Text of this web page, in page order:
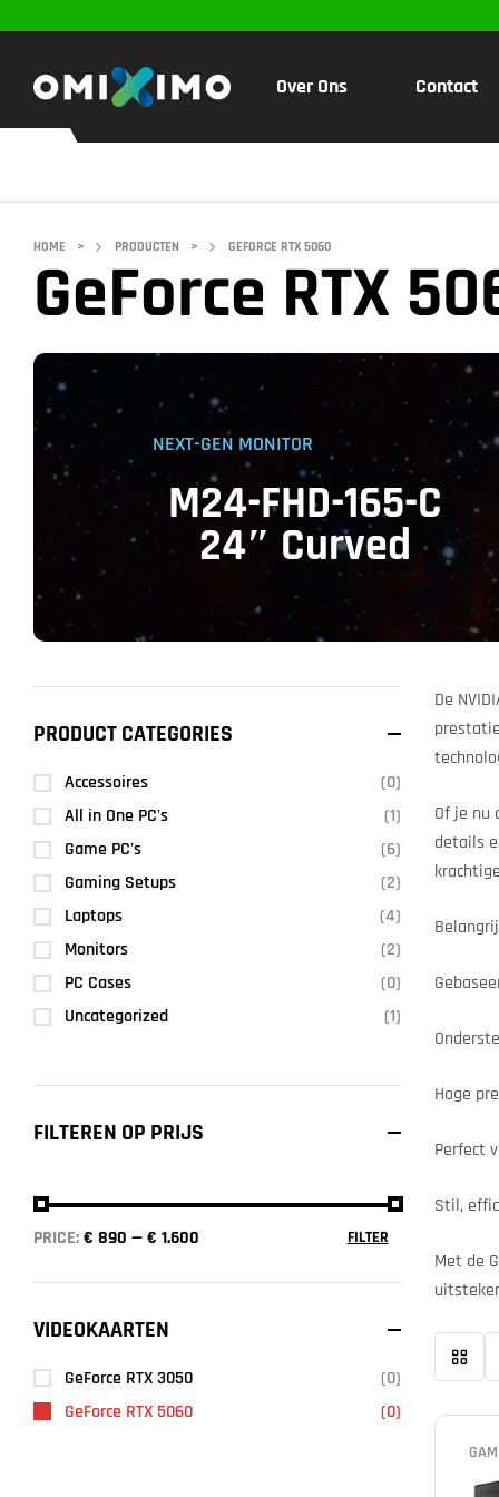
Over Ons Contact
HOME > PRODUCTEN > GEFORCE RTX 5060
GeForce RTX
NEXT-GEN MONITOR
M24-FHD-165-C
24″ Curved
De
Of je nu
details
Hoge
Perfect
Stil,
Met de
PRODUCT CATEGORIES
Accessoires
(0)
All in One PC's
(1)
Game PC's
(6)
Gaming Setups
(2)
Laptops
(4)
Monitors
(2)
PC Cases
(0)
Uncategorized
(1)
FILTEREN OP PRIJS
FILTER
PRICE:€ 890 —€ 1.600
VIDEOKAARTEN
GeForce RTX 3050
(0)
GeForce RTX 5060
(0)